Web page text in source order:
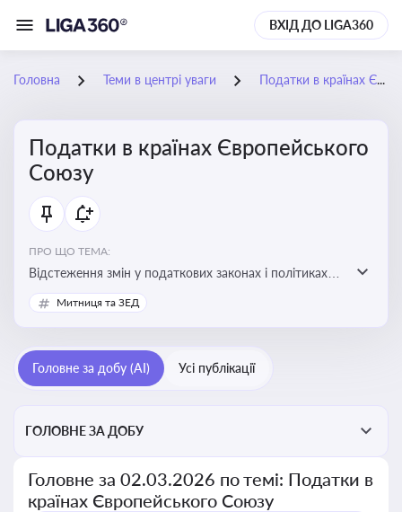
ВХІД ДО LIGA360
Головна Теми в центрі уваги Податки в країнах Європейського Союзу
Податки в країнах Європейського
Союзу
ПРО ЩО ТЕМА:
Відстеження змін у податкових законах і політиках
країн ЄС. Моніторинг кейсів, що впливають на бізнес-
процеси та фінансову звітність
Митниця та ЗЕД
Головне за добу (AI) Усі публікації
ГОЛОВНЕ ЗА ДОБУ
Головне за 02.03.2026 по темі: Податки в
країнах Європейського Союзу